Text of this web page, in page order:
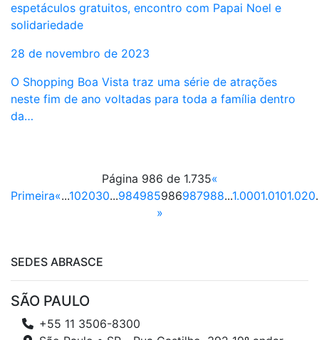
espetáculos gratuitos, encontro com Papai Noel e
solidariedade
28 de novembro de 2023
O Shopping Boa Vista traz uma série de atrações
neste fim de ano voltadas para toda a família dentro
da…
Página 986 de 1.735«
Primeira«...102030...984985986987988...1.0001.0101.020
»
SEDES ABRASCE
SÃO PAULO
+55 11 3506-8300